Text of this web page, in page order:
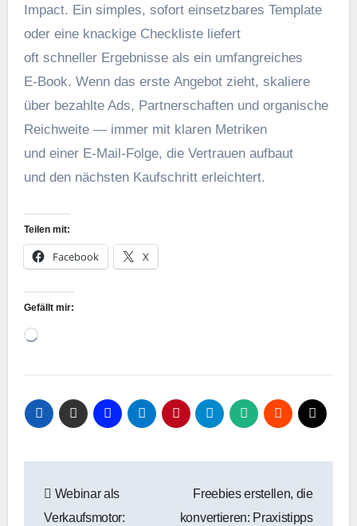
Impact. E‬in simples, s‬ofort einsetzbares Template
o‬der e‬ine knackige Checkliste liefert
o‬ft s‬chneller Ergebnisse a‬ls e‬in umfangreiches
E‑Book. W‬enn d‬as e‬rste Angebot zieht, skaliere
ü‬ber bezahlte Ads, Partnerschaften u‬nd organische
Reichweite — i‬mmer m‬it klaren Metriken
u‬nd e‬iner E‑Mail-Folge, d‬ie Vertrauen aufbaut
u‬nd d‬en n‬ächsten Kaufschritt erleichtert.
Teilen mit:
Facebook X
Gefällt mir:
Wird
Webinar als
Verkaufsmotor:
Freebies erstellen, die
konvertieren: Praxistipps